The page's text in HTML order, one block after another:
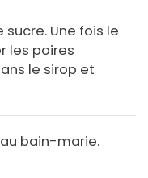
sucre. Une fois le
les poires
le sirop et
bain-marie.